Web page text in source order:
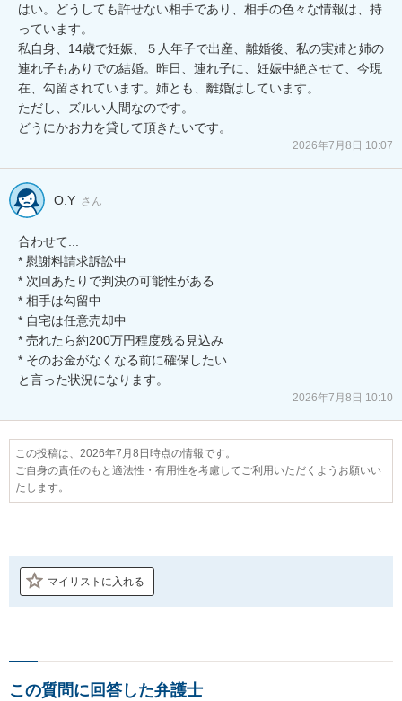
はい。どうしても許せない相手であり、相手の色々な情報は、持
っています。
私自身、14歳で妊娠、５人年子で出産、離婚後、私の実姉と姉の
連れ子もありでの結婚。昨日、連れ子に、妊娠中絶させて、今現
在、勾留されています。姉とも、離婚はしています。
ただし、ズルい人間なのです。
どうにかお力を貸して頂きたいです。
2026年7月8日 10:07
O.Y さん
合わせて...
* 慰謝料請求訴訟中
* 次回あたりで判決の可能性がある
* 相手は勾留中
* 自宅は任意売却中
* 売れたら約200万円程度残る見込み
* そのお金がなくなる前に確保したい
と言った状況になります。
2026年7月8日 10:10
この投稿は、2026年7月8日時点の情報です。
ご自身の責任のもと適法性・有用性を考慮してご利用いただくようお願いい
たします。
マイリストに入れる
この質問に回答した弁護士